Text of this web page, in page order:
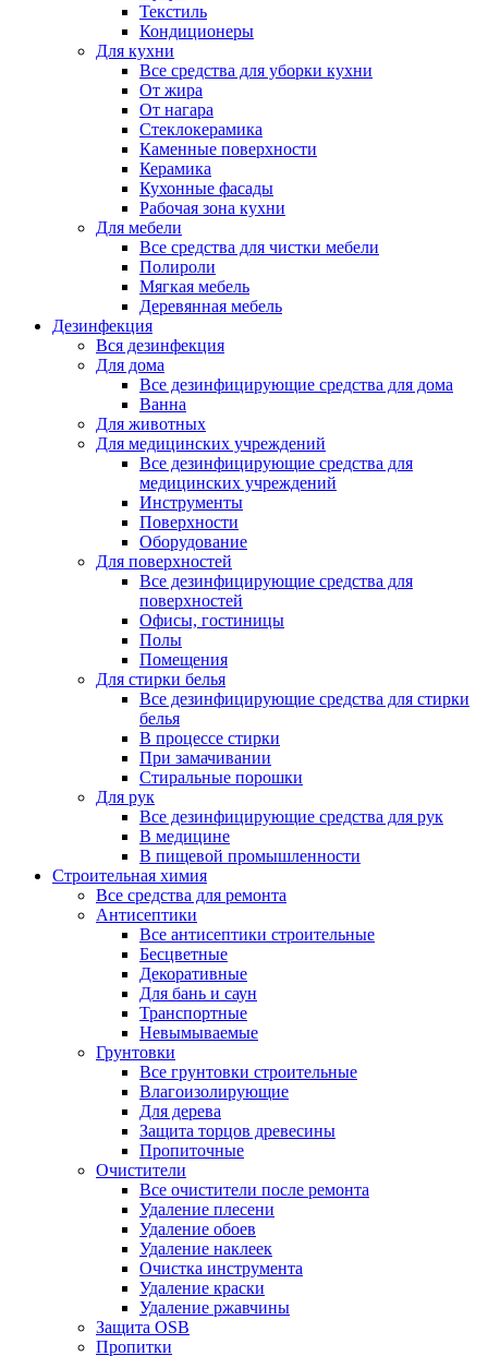
Текстиль
Кондиционеры
Для кухни
Все средства для уборки кухни
От жира
От нагара
Стеклокерамика
Каменные поверхности
Керамика
Кухонные фасады
Рабочая зона кухни
Для мебели
Все средства для чистки мебели
Полироли
Мягкая мебель
Деревянная мебель
Дезинфекция
Вся дезинфекция
Для дома
Все дезинфицирующие средства для дома
Ванна
Для животных
Для медицинских учреждений
Все дезинфицирующие средства для
медицинских учреждений
Инструменты
Поверхности
Оборудование
Для поверхностей
Все дезинфицирующие средства для
поверхностей
Офисы, гостиницы
Полы
Помещения
Для стирки белья
Все дезинфицирующие средства для стирки
белья
В процессе стирки
При замачивании
Стиральные порошки
Для рук
Все дезинфицирующие средства для рук
В медицине
В пищевой промышленности
Строительная химия
Все средства для ремонта
Антисептики
Все антисептики строительные
Бесцветные
Декоративные
Для бань и саун
Транспортные
Невымываемые
Грунтовки
Все грунтовки строительные
Влагоизолирующие
Для дерева
Защита торцов древесины
Пропиточные
Очистители
Все очистители после ремонта
Удаление плесени
Удаление обоев
Удаление наклеек
Очистка инструмента
Удаление краски
Удаление ржавчины
Защита OSB
Пропитки